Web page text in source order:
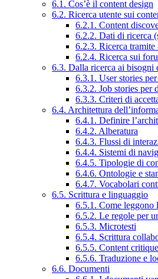
6.1. Cos’è il content design
6.2. Ricerca utente sui
6.2.1. Content
6.2.2. Dati di ricerca
6.2.3. Ricerca tramite
6.2.4. Ricerca sui
6.3. Dalla ricerca ai bisogni
6.3.1. User stories
6.3.2. Job stories per
6.3.3. Criteri di
6.4. Architettura
6.4.1. Definire
6.4.2. Alberatura
6.4.3. Flussi di
6.4.4. Sistemi di
6.4.5. Tipologie di
6.4.6. Ontologie e
6.4.7. Vocabolari
6.5. Scrittura e linguaggio
6.5.1. Come leggono
6.5.2. Le regole per
6.5.3. Microtesti
6.5.4. Scrittura
6.5.5. Content critique
6.5.6. Traduzione e
6.6. Documenti